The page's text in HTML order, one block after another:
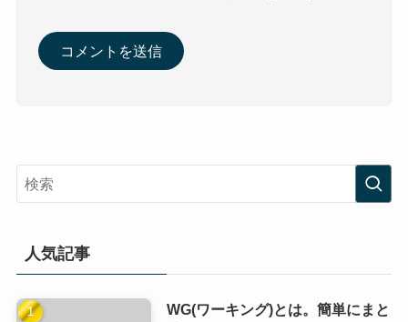
人気記事
WG(ワーキング)とは。簡単にまと